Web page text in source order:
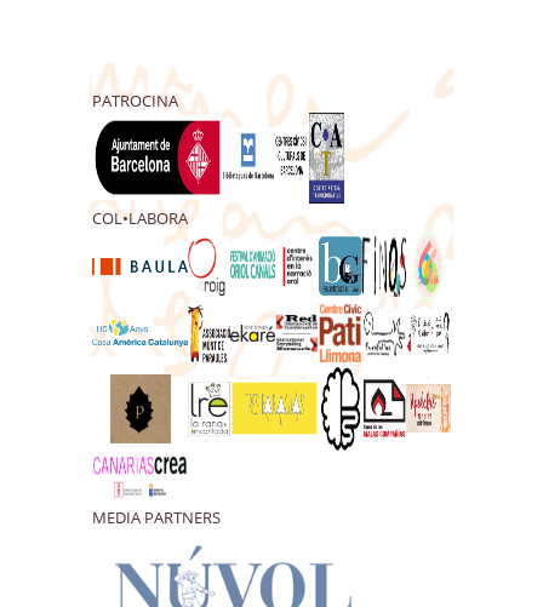
PATROCINA
COL•LABORA
MEDIA PARTNERS